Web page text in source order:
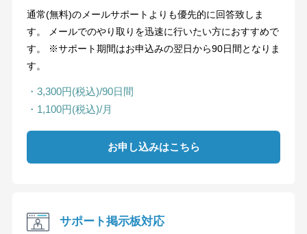
通常(無料)のメールサポートよりも優先的に回答致しま
す。 メールでのやり取りを迅速に行いたい方におすすめで
す。 ※サポート期間はお申込みの翌日から90日間となりま
す。
・3,300円(税込)/90日間
・1,100円(税込)/月
お申し込みはこちら
サポート掲示板対応